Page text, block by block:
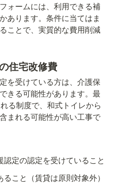
ォームには、利用できる補
あります。条件に当てはま
ことで、実質的な費用削減
住宅改修費
を受けている方は、介護保
きる可能性があります。最
る制度で、和式トイレから
まれる可能性が高い工事で
定の認定を受けていること
こと（賃貸は原則対象外）